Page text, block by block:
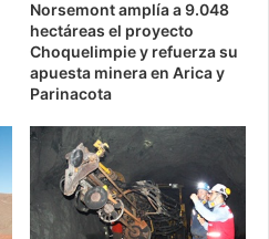
Norsemont amplía a 9.048
hectáreas el proyecto
Choquelimpie y refuerza su
apuesta minera en Arica y
Parinacota